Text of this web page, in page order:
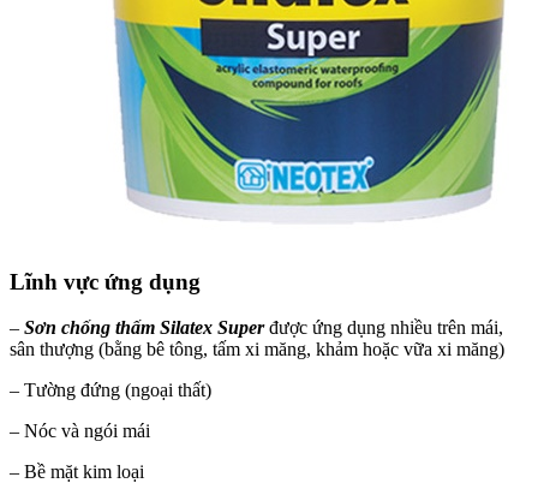
Lĩnh vực ứng dụng
– Sơn chống thấm Silatex Superđược ứng dụng nhiều trên mái,
sân thượng (bằng bê tông, tấm xi măng, khảm hoặc vữa xi măng)
– Tường đứng (ngoại thất)
– Nóc và ngói mái
– Bề mặt kim loại